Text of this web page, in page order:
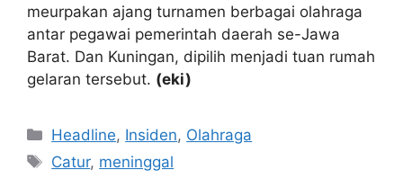
meurpakan ajang turnamen berbagai olahraga
antar pegawai pemerintah daerah se-Jawa
Barat. Dan Kuningan, dipilih menjadi tuan rumah
gelaran tersebut. (eki)
Kategori
Headline, Insiden, Olahraga
Tag
Catur, meninggal